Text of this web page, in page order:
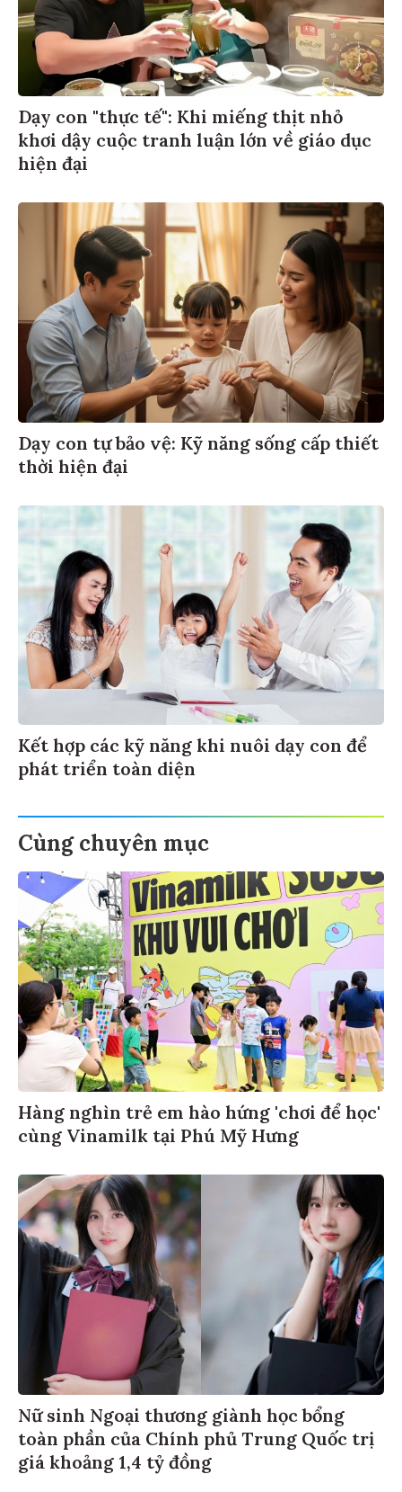
Dạy con "thực tế": Khi miếng thịt nhỏ
khơi dậy cuộc tranh luận lớn về giáo dục
hiện đại
Dạy con tự bảo vệ: Kỹ năng sống cấp thiết
thời hiện đại
Kết hợp các kỹ năng khi nuôi dạy con để
phát triển toàn diện
Cùng chuyên mục
Hàng nghìn trẻ em hào hứng 'chơi để học'
cùng Vinamilk tại Phú Mỹ Hưng
Nữ sinh Ngoại thương giành học bổng
toàn phần của Chính phủ Trung Quốc trị
giá khoảng 1,4 tỷ đồng